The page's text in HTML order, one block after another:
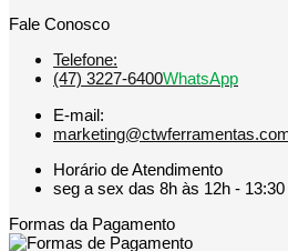
Fale Conosco
Telefone:
(47) 3227-6400WhatsApp
E-mail:
Horário de Atendimento
seg a sex das 8h às 12h -
Formas da Pagamento